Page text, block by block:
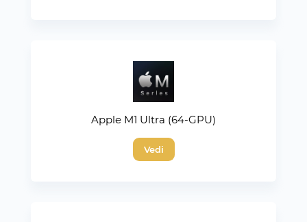
Apple M1 Ultra (64-GPU)
Vedi